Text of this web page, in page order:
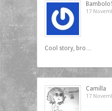
17
Cool story, bro…
Camilla
17